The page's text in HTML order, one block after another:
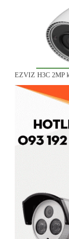
EZVIZ H3C 2MP